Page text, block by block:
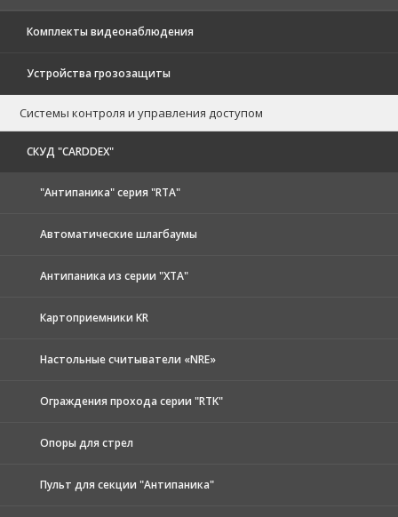
Комплекты видеонаблюдения
Устройства грозозащиты
Системы контроля и управления доступом
CКУД "CARDDEX"
"Антипаника" серия "RTA"
Автоматические шлагбаумы
Антипаника из серии "XTA"
Картоприемники KR
Настольные считыватели «NRE»
Ограждения прохода серии "RTK"
Опоры для стрел
Пульт для секции "Антипаника"